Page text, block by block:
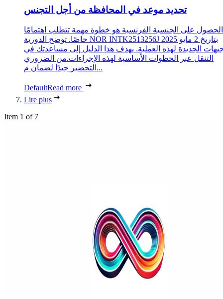
تحديد موعد في المحافظة من أجل التجنس
الحصول على الجنسية الفرنسية هو خطوة مهمة تتطلب اهتمامًا
خاصًا. توضح الدورية NOR INTK2513256J بتاريخ 2 مايو 2025
الجديدة لهذه العملية. يهدف هذا الدليل إلى مساعدتك في
التنقل عبر الخطوات الأساسية لهذه الإجراءات.من الضروري
التحضير جيدًا لضمان م...
DefaultRead more
Lire plus
Item 1 of 7